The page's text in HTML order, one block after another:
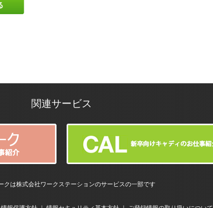
関連サービス
クは株式会社ワークステーションのサービスの一部です